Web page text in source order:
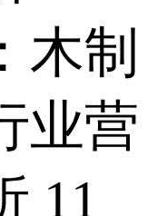
木制
业营
11